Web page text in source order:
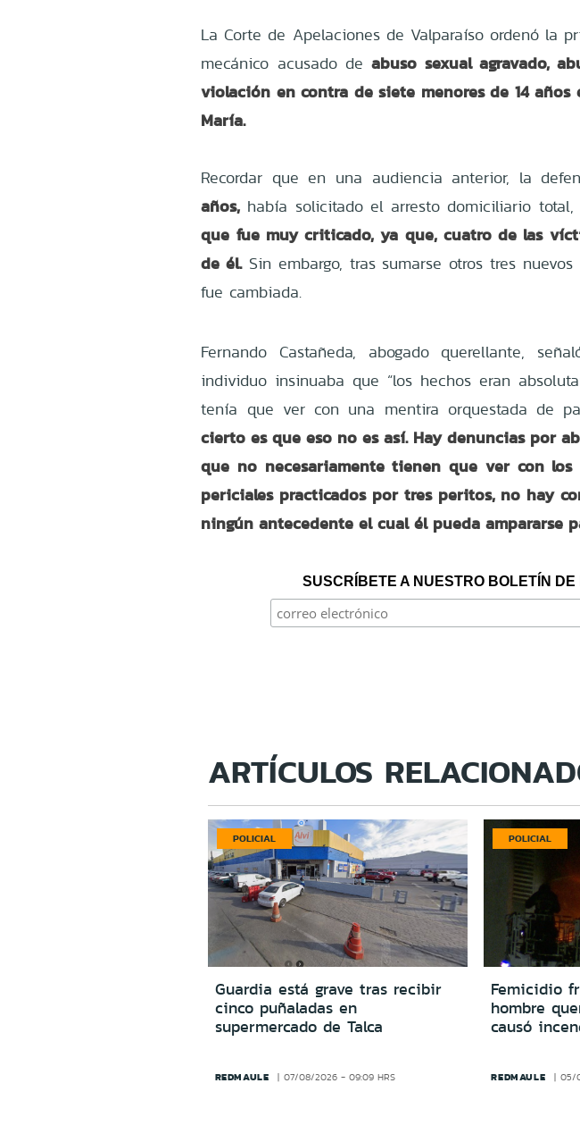
La Corte de Apelaciones de Valparaíso ordenó la
mecánico acusado deabuso sexual agravado,
violación en contra de siete menores de 14 años
María.
Recordar que en una audiencia anterior, la
años, había solicitado el arresto domiciliario
que fue muy criticado, ya que, cuatro de las
de él.Sin embargo, tras sumarse otros tres
fue cambiada.
Fernando Castañeda, abogado querellante,
individuo insinuaba que “los hechos eran
tenía que ver con una mentira orquestada de
cierto es que eso no es así. Hay denuncias por
que no necesariamente tienen que ver con los
periciales practicados por tres peritos, no hay
ningún antecedente el cual él pueda ampararse
SUSCRÍBETE A NUESTRO BOLETÍN DE
ARTÍCULOS
POLICIAL
Guardia está grave tras recibir
cinco puñaladas en
supermercado de Talca
REDMAULE 07/08/2026 - 09:09 HRS
POLICIAL
Femicidio
hombre
causó
REDMAULE 05/